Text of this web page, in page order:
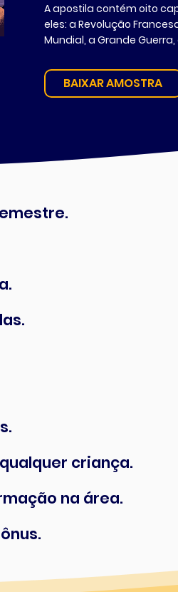
A apostila contém oito
eles: a Revolução
Mundial, a Grande
BAIXAR AMOSTRA
criança.
na área.